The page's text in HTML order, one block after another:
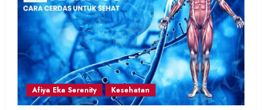
Afiya Eka Serenity Kesehatan